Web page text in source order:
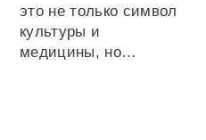
это не только символ
культуры и
медицины, но…